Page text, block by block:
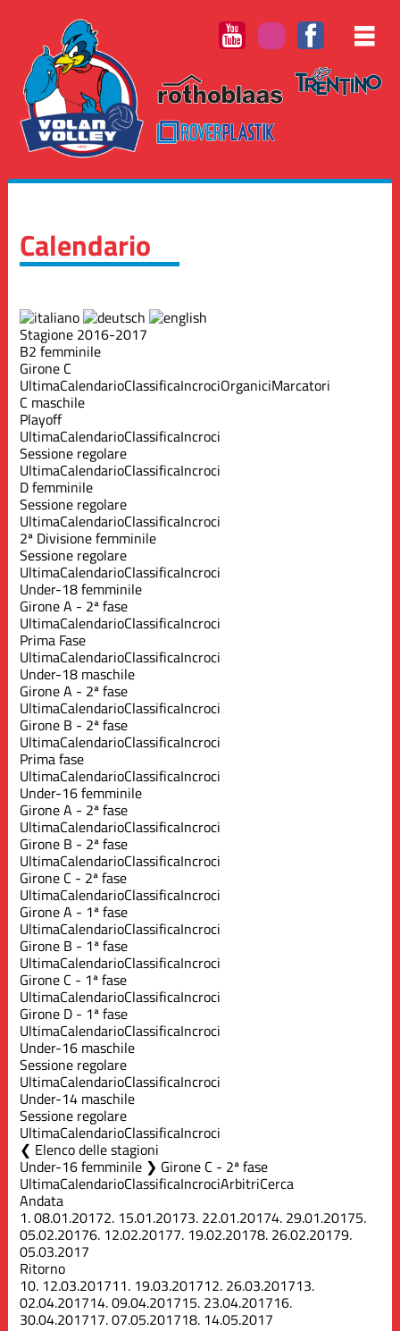
Calendario
Stagione 2016-2017
B2 femminile
Girone C
UltimaCalendarioClassificaIncrociOrganiciMarcatori
C maschile
Playoff
UltimaCalendarioClassificaIncroci
Sessione regolare
UltimaCalendarioClassificaIncroci
D femminile
Sessione regolare
UltimaCalendarioClassificaIncroci
2ª Divisione femminile
Sessione regolare
UltimaCalendarioClassificaIncroci
Under-18 femminile
Girone A - 2ª fase
UltimaCalendarioClassificaIncroci
Prima Fase
UltimaCalendarioClassificaIncroci
Under-18 maschile
Girone A - 2ª fase
UltimaCalendarioClassificaIncroci
Girone B - 2ª fase
UltimaCalendarioClassificaIncroci
Prima fase
UltimaCalendarioClassificaIncroci
Under-16 femminile
Girone A - 2ª fase
UltimaCalendarioClassificaIncroci
Girone B - 2ª fase
UltimaCalendarioClassificaIncroci
Girone C - 2ª fase
UltimaCalendarioClassificaIncroci
Girone A - 1ª fase
UltimaCalendarioClassificaIncroci
Girone B - 1ª fase
UltimaCalendarioClassificaIncroci
Girone C - 1ª fase
UltimaCalendarioClassificaIncroci
Girone D - 1ª fase
UltimaCalendarioClassificaIncroci
Under-16 maschile
Sessione regolare
UltimaCalendarioClassificaIncroci
Under-14 maschile
Sessione regolare
UltimaCalendarioClassificaIncroci
Elenco delle stagioni
Under-16 femminile ❯ Girone C - 2ª fase
UltimaCalendarioClassificaIncrociArbitriCerca
Andata
1.08.01.20172. 15.01.20173. 22.01.20174. 29.01.20175.
05.02.20176. 12.02.20177. 19.02.20178. 26.02.20179.
05.03.2017
Ritorno
10. 12.03.201711. 19.03.201712. 26.03.201713.
02.04.201714.09.04.201715. 23.04.201716.
30.04.201717.07.05.201718. 14.05.2017